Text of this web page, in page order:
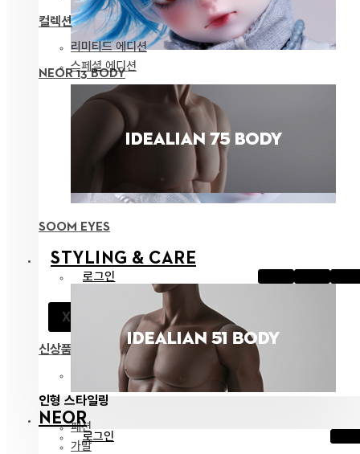
NEOR 13 BODY
SOOM EYES
STYLING & CARE
로그인
X
신상품
인형 스타일링
패션
가발
컬렉션
리미티드 에디션
스페셜 에디션
NEOR
로그인